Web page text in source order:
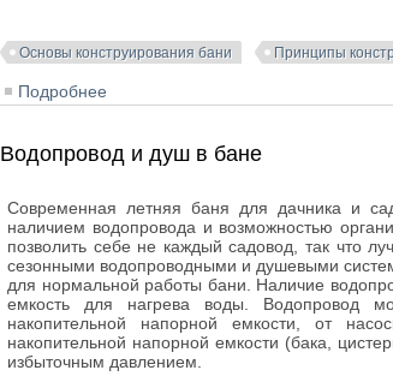
Основы конструирования бани Принципы
Подробнее
Водопровод и душ в бане
Современная летняя баня для дачника и
наличием водопровода и возможностью
позволить себе не каждый садовод, так что
сезонными водопроводными и душевыми
для нормальной работы бани. Наличие
емкость для нагрева воды. Водопровод
накопительной напорной емкости, от
накопительной напорной емкости (бака,
избыточным давлением.